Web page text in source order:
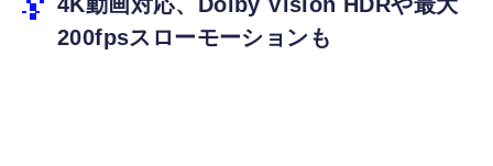
200fpsスローモーションも